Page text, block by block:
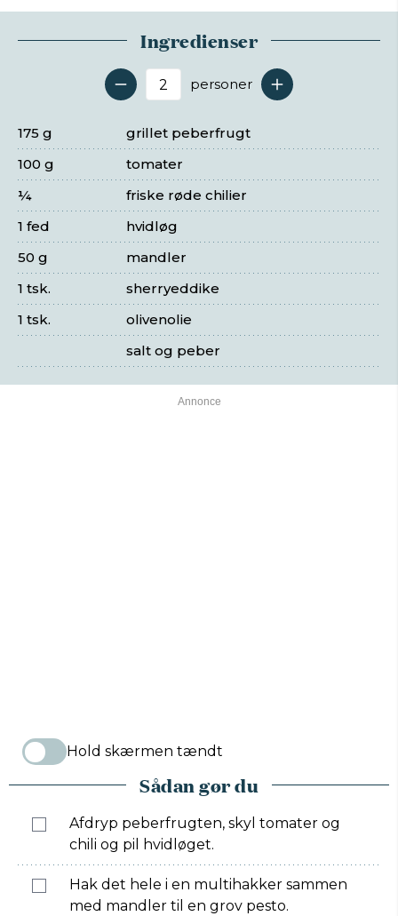
Ingredienser
Antal serveringer
personer
grillet peberfrugt
175 g
tomater
100 g
friske røde chilier
¼
hvidløg
1 fed
mandler
50 g
sherryeddike
1 tsk.
olivenolie
1 tsk.
salt og peber
Hold skærmen tændt
Sådan gør du
Afdryp peberfrugten, skyl tomater og
chili og pil hvidløget.
Hak det hele i en multihakker sammen
med mandler til en grov pesto.